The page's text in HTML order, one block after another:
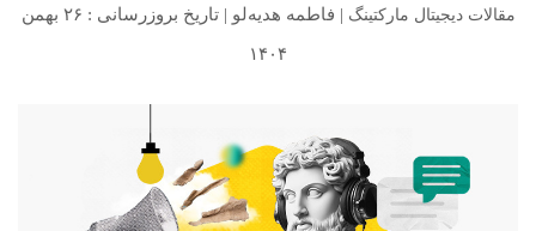
مقالات دیجیتال مارکتینگ | فاطمه هدیه‌لو |تاریخ بروزرسانی : ۲۶ بهمن
۱۴۰۴